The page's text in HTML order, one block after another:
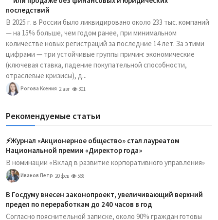
последствий
В 2025 г. в России было ликвидировано около 233 тыс. компаний
— на 15% больше, чем годом ранее, при минимальном
количестве новых регистраций за последние 14 лет. За этими
цифрами — три устойчивые группы причин: экономические
(ключевая ставка, падение покупательной способности,
отраслевые кризисы), д...
Рогова Ксения 2 авг 301
Рекомендуемые статьи
⚡️Журнал «Акционерное общество» стал лауреатом
Национальной премии «Директор года»
В номинации «Вклад в развитие корпоративного управления»
Иванов Петр 20 фев 568
В Госдуму внесен законопроект, увеличивающий верхний
предел по переработкам до 240 часов в год
Согласно пояснительной записке, около 90% граждан готовы